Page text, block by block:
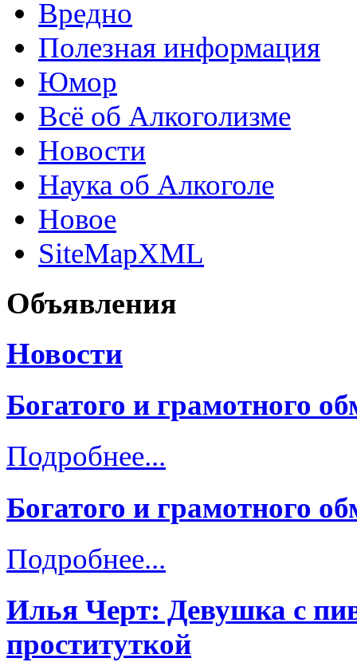
Вредно
Полезная информация
Юмор
Всё об Алкоголизме
Новости
Наука об Алкоголе
Новое
SiteMapXML
Объявления
Новости
Богатого и грамотного
Подробнее...
Богатого и грамотного
Подробнее...
Илья Черт: Девушка с
проституткой